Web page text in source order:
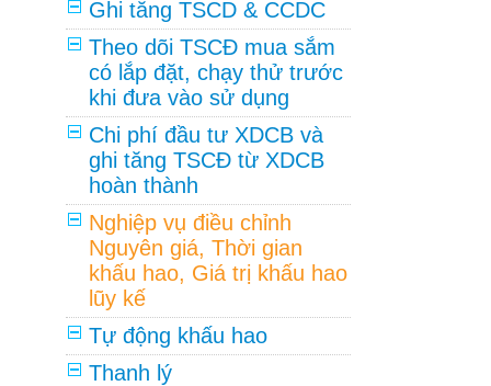
Ghi tăng TSCD & CCDC
Theo dõi TSCĐ mua sắm
có lắp đặt, chạy thử trước
khi đưa vào sử dụng
Chi phí đầu tư XDCB và
ghi tăng TSCĐ từ XDCB
hoàn thành
Nghiệp vụ điều chỉnh
Nguyên giá, Thời gian
khấu hao, Giá trị khấu hao
lũy kế
Tự động khấu hao
Thanh lý